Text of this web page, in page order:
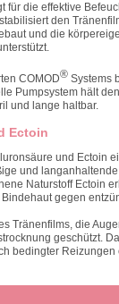
die effektive
den
und die
COMOD®Systems
Pumpsystem hält
und lange haltbar.
Ectoin
und Ectoin
und
Naturstoff Ectoin
gegen
Tränenfilms, die
geschützt.
bedingter